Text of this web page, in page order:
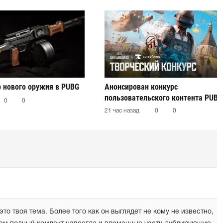
оружия в PUBG
0 0
Анонсирован конкурс
пользовательского контента
21 час назад 0 0
твоя тема. Более того как он выглядет не кому не известно,